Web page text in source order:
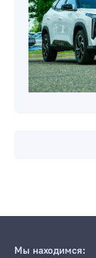
Мы находимся: